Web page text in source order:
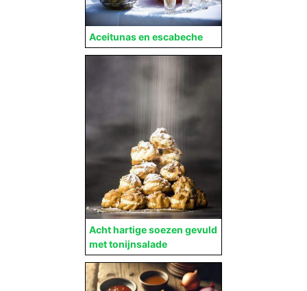
Aceitunas en escabeche
Acht hartige soezen gevuld
met tonijnsalade